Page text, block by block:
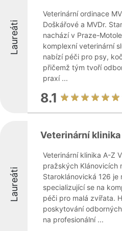
Laureáti
Veterinární ordinace
Doškářové a MVDr.
nachází v Praze-
komplexní veterinární
nabízí péči pro psy,
přičemž tým tvoří
praxí ...
8.1
Laureáti
Veterinární klinika
Veterinární klinika A-Z
pražských Klánovicích
Staroklánovická 126 je
specializující se na
péči pro malá zvířata.
poskytování
na profesionální ...